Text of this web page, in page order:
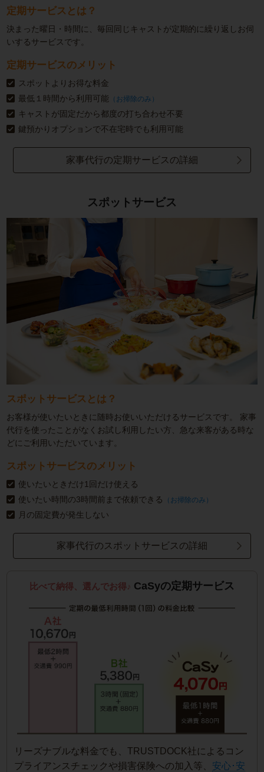
定期サービスとは？
決まった曜日・時間に、毎回同じキャストが定期的に繰り返しお伺
いするサービスです。
定期サービスのメリット
スポットよりお得な料金
最低１時間から利用可能 （お掃除のみ）
キャストが固定だから都度の打ち合わせ不要
鍵預かりオプションで不在宅時でも利用可能
家事代行の定期サービスの詳細
スポットサービス
スポットサービスとは？
お客様が使いたいときに随時お使いいただけるサービスです。
家事
代行を使ったことがなくお試し利用したい方、急な来客がある時な
どにご利用いただいています。
スポットサービスのメリット
使いたいときだけ1回だけ使える
使いたい時間の3時間前まで依頼できる
（お掃除のみ）
月の固定費が発生しない
家事代行のスポットサービスの詳細
比べて納得、選んでお得♪ CaSyの定期サービス
リーズナブルな料金でも、TRUSTDOCK社によるコン
プライアンスチェックや損害保険への加入等、 安心･安